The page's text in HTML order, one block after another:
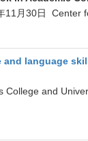
月30日 Center
and language
College and